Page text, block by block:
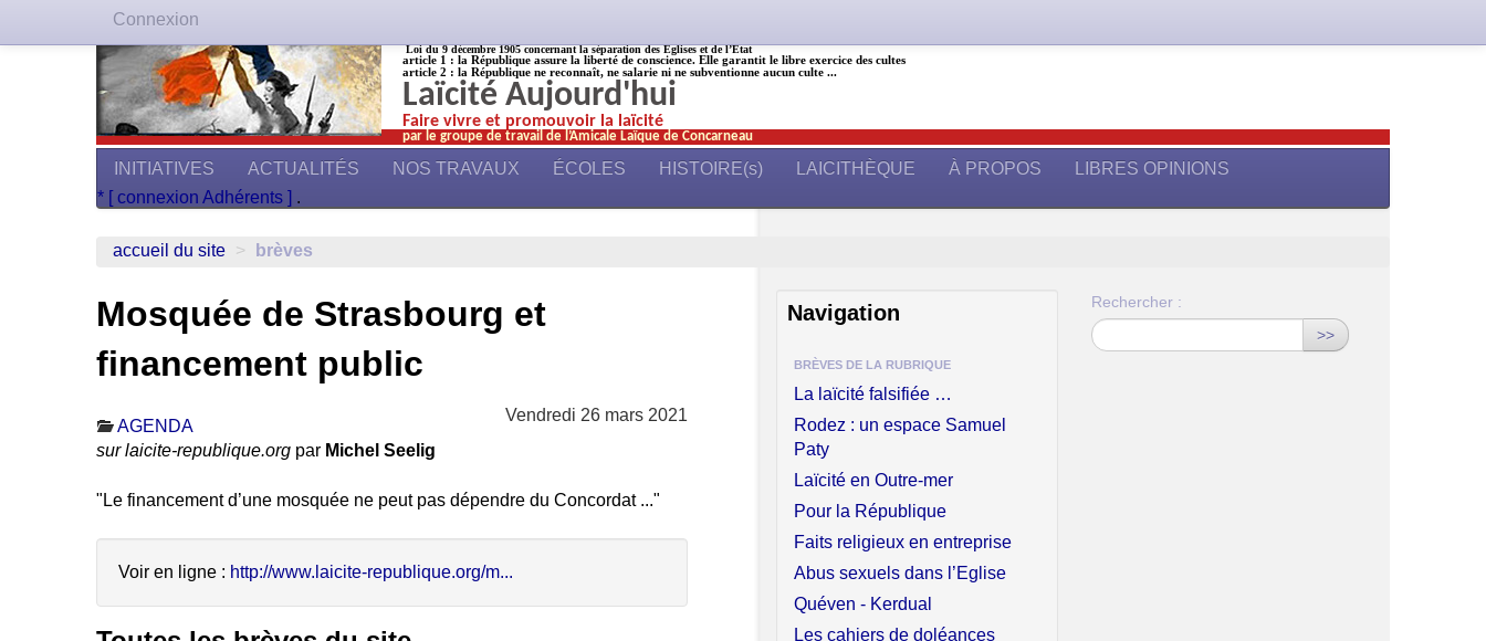
Loi du 9 décembre 1905 concernant la séparation des Églises et de l’État
article 1 : la République assure la liberté de conscience. Elle garantit le libre exercice des cultes
article 2 : la République ne reconnaît, ne salarie ni ne subventionne aucun culte ...
Laïcité Aujourd'hui
Faire vivre et promouvoir la laïcité
par le groupe de travail de l’Amicale Laïque de Concarneau
INITIATIVES ACTUALITÉS NOS TRAVAUX ÉCOLES HISTOIRE(s) LAICITHÈQUE À PROPOS
LIBRES OPINIONS
* [ connexion Adhérents ] .
accueil du site > brèves
Mosquée de Strasbourg et
financement public
Vendredi 26 mars 2021
AGENDA
sur laicite-republique.org par Michel Seelig
"Le financement d’une mosquée ne peut pas dépendre du Concordat ..."
Voir en ligne : http://www.laicite-republique.org/m...
Navigation
BRÈVES DE LA RUBRIQUE
La laïcité falsifiée …
Rodez : un espace Samuel
Paty
Laïcité en Outre-mer
Pour la République
Faits religieux en entreprise
Abus sexuels dans l’Eglise
Quéven - Kerdual
Les cahiers de doléances
Rechercher :
>>
Connexion